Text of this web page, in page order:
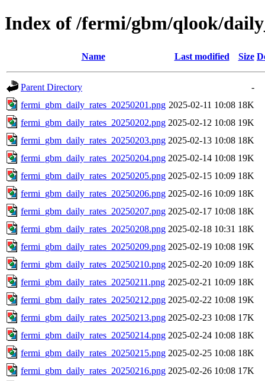
Index of /fermi/gbm/qlook/
Name Last modified Size
Parent Directory
-
fermi_gbm_daily_rates_20250201.png 2025-02-11 10:08 18K
fermi_gbm_daily_rates_20250202.png 2025-02-12 10:08 19K
fermi_gbm_daily_rates_20250203.png 2025-02-13 10:08 18K
fermi_gbm_daily_rates_20250204.png 2025-02-14 10:08 19K
fermi_gbm_daily_rates_20250205.png 2025-02-15 10:09 18K
fermi_gbm_daily_rates_20250206.png 2025-02-16 10:09 18K
fermi_gbm_daily_rates_20250207.png 2025-02-17 10:08 18K
fermi_gbm_daily_rates_20250208.png 2025-02-18 10:31 18K
fermi_gbm_daily_rates_20250209.png 2025-02-19 10:08 19K
fermi_gbm_daily_rates_20250210.png 2025-02-20 10:09 18K
fermi_gbm_daily_rates_20250211.png 2025-02-21 10:09 18K
fermi_gbm_daily_rates_20250212.png 2025-02-22 10:08 19K
fermi_gbm_daily_rates_20250213.png 2025-02-23 10:08 17K
fermi_gbm_daily_rates_20250214.png 2025-02-24 10:08 18K
fermi_gbm_daily_rates_20250215.png 2025-02-25 10:08 18K
fermi_gbm_daily_rates_20250216.png 2025-02-26 10:08 17K